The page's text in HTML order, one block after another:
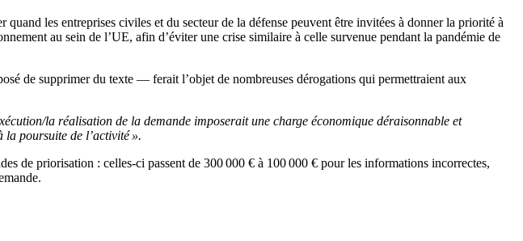
les entreprises civiles et du secteur de la défense peuvent être invitées à donner la priorité à
au sein de l’UE, afin d’éviter une crise similaire à celle survenue pendant la pandémie de
de supprimer du texte — ferait l’objet de nombreuses dérogations qui permettraient aux
la réalisation de la demande imposerait une charge économique déraisonnable et
poursuite de l’activité ».
de priorisation : celles-ci passent de 300 000 € à 100 000 € pour les informations incorrectes,